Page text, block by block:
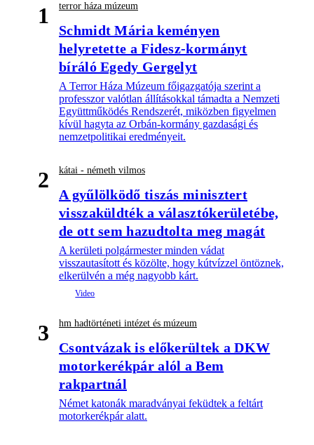
1 terror háza múzeum
Schmidt Mária keményen
helyretette a Fidesz-kormányt
bíráló Egedy Gergelyt
A Terror Háza Múzeum főigazgatója szerint a
professzor valótlan állításokkal támadta a Nemzeti
Együttműködés Rendszerét, miközben figyelmen
kívül hagyta az Orbán-kormány gazdasági és
nemzetpolitikai eredményeit.
2 kátai - németh vilmos
A gyűlölködő tiszás minisztert
visszaküldték a választókerületébe,
de ott sem hazudtolta meg magát
A kerületi polgármester minden vádat
visszautasított és közölte, hogy kútvízzel öntöznek,
elkerülvén a még nagyobb kárt.
3 hm hadtörténeti intézet és múzeum
Csontvázak is előkerültek a DKW
motorkerékpár alól a Bem
rakpartnál
Német katonák maradványai feküdtek a feltárt
motorkerékpár alatt.